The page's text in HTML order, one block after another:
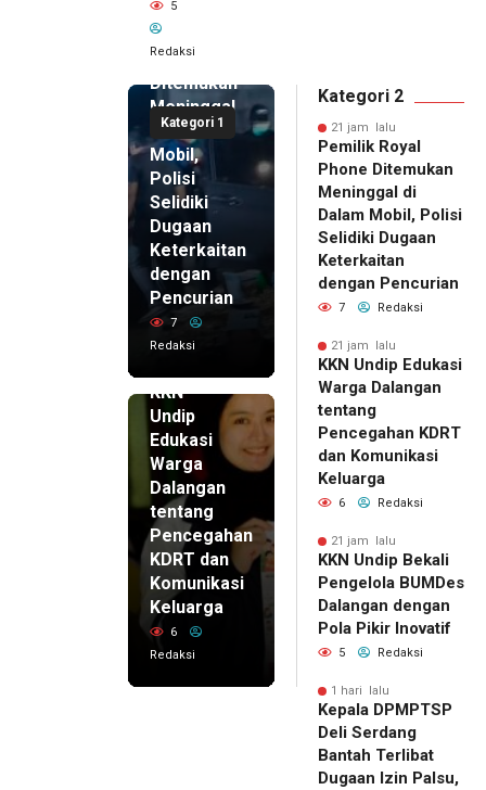
5
Redaksi
Kategori 1
Pemilik
Royal
Phone
Ditemukan
Meninggal
di Dalam
Mobil,
Polisi
Selidiki
Dugaan
Keterkaitan
dengan
Pencurian
7
Redaksi
KKN
Undip
Edukasi
Warga
Dalangan
tentang
Pencegahan
KDRT dan
Komunikasi
Keluarga
6
Redaksi
Kategori 2
21 jam lalu
Pemilik Royal
Phone Ditemukan
Meninggal di
Dalam Mobil, Polisi
Selidiki Dugaan
Keterkaitan
dengan Pencurian
7 Redaksi
21 jam lalu
KKN Undip Edukasi
Warga Dalangan
tentang
Pencegahan KDRT
dan Komunikasi
Keluarga
6 Redaksi
21 jam lalu
KKN Undip Bekali
Pengelola BUMDes
Dalangan dengan
Pola Pikir Inovatif
5 Redaksi
1 hari lalu
Kepala DPMPTSP
Deli Serdang
Bantah Terlibat
Dugaan Izin Palsu,